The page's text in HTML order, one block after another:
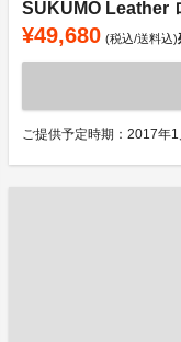
SUKUMO Leather
¥49,680 (税込/送料込)
ご提供予定時期：2017年1